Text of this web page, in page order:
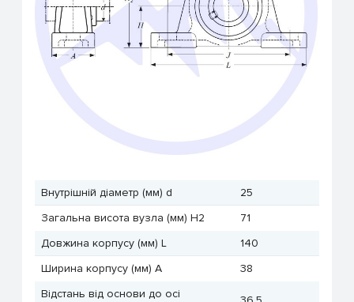
Внутрішній діаметр (мм) d
25
Загальна висота вузла (мм) H2
71
Довжина корпусу (мм) L
140
Ширина корпусу (мм) A
38
Відстань від основи до осі